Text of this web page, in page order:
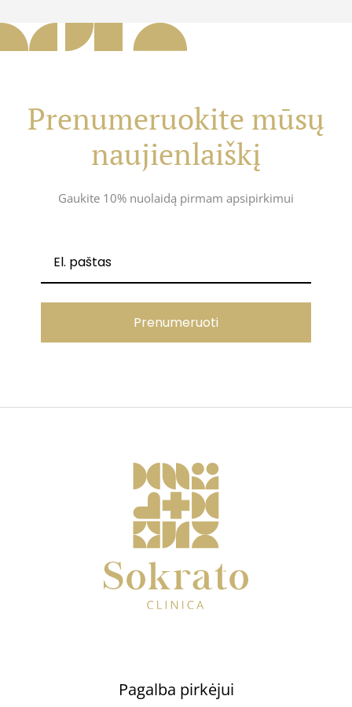
Prenumeruokite mūsų
naujienlaiškį
Gaukite 10% nuolaidą pirmam apsipirkimui
Prenumeruoti
Pagalba pirkėjui